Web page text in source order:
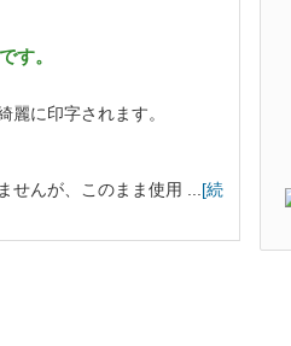
す。
に印字されます。
んが、このまま使用 ... [続